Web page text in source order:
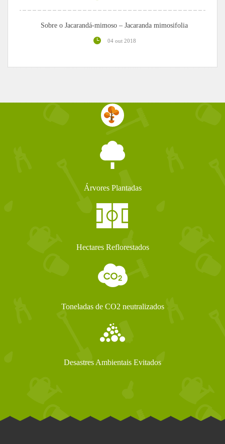
Sobre o Jacarandá-mimoso – Jacaranda mimosifolia
04 out 2018
Árvores Plantadas
Hectares Reflorestados
Toneladas de CO2 neutralizados
Desastres Ambientais Evitados